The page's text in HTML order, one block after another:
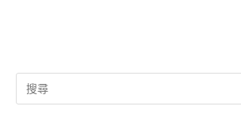
Search
for: